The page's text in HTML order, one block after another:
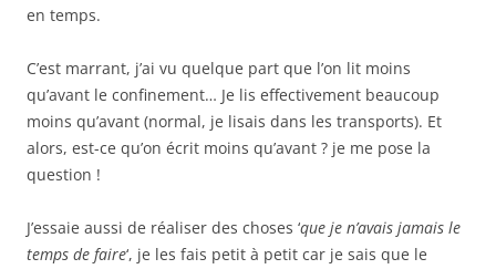
en temps.
C’est marrant, j’ai vu quelque part que l’on lit moins
qu’avant le confinement… Je lis effectivement beaucoup
moins qu’avant (normal, je lisais dans les transports). Et
alors, est-ce qu’on écrit moins qu’avant ? je me pose la
question !
J’essaie aussi de réaliser des choses ‘que je n’avais jamais le
temps de faire‘, je les fais petit à petit car je sais que le